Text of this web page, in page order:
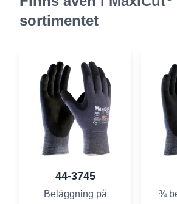
sortimentet
44-3745
Beläggning på
¾